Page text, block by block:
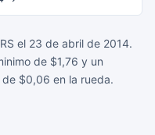
el 23 de abril de 2014.
de $1,76 y un
$0,06 en la rueda.